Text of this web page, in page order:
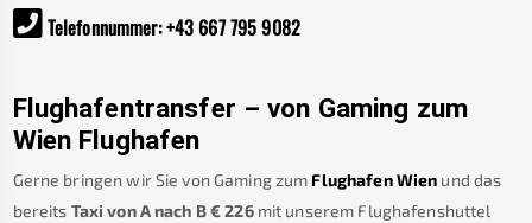
Telefonnummer:+43 667 795 9082
Flughafentransfer – von Gaming zum
Wien Flughafen
Gerne bringen wir Sie von Gamingzum Flughafen Wien und das
bereits Taxi von A nach B€226 mit unserem Flughafenshuttel